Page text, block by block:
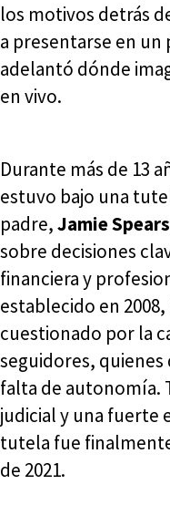
los motivos detrás
a presentarse en un
adelantó dónde
en vivo.
Durante más de 13
estuvo bajo una
padre,Jamie Spears
sobre decisiones
financiera y
establecido en
cuestionado por la
seguidores,
falta de autonomía.
judicial y una fuerte
tutela fue
de 2021.